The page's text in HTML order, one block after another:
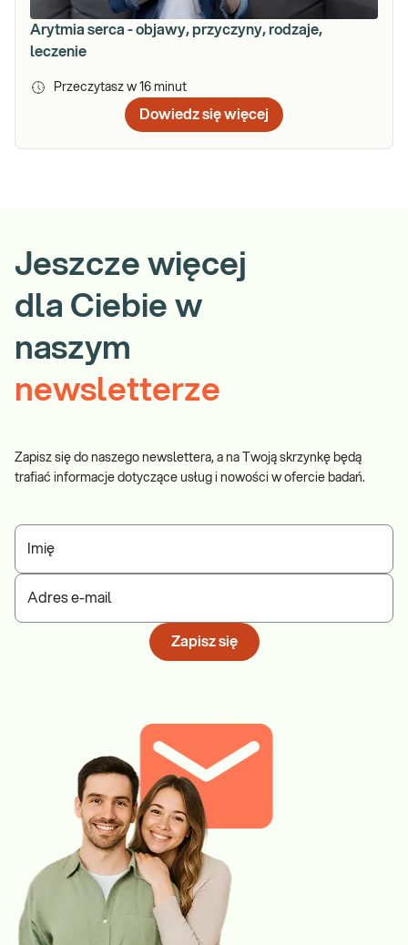
Arytmia serca - objawy, przyczyny, rodzaje,
leczenie
Przeczytasz w 16 minut
Dowiedz się więcej
Jeszcze więcej
dla Ciebie w
naszym
newsletterze
Zapisz się do naszego newslettera, a na Twoją skrzynkę będą
trafiać informacje dotyczące usług i nowości w ofercie badań.
Imię
Adres e-mail
Zapisz się